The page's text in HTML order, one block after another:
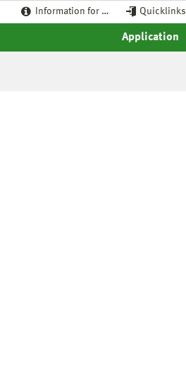
Information for … Quicklinks
Application